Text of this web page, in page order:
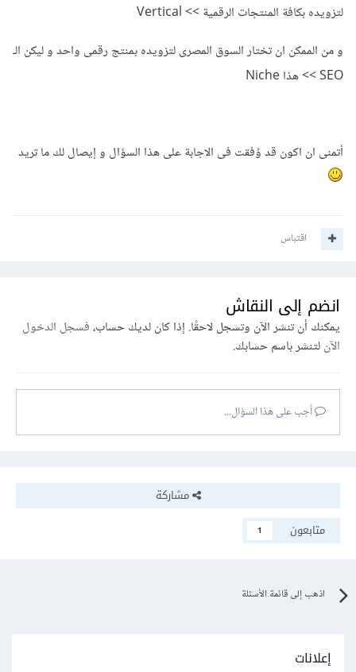
لتزويده بكافة المنتجات الرقمية >> Vertical
و من الممكن ان تختار السوق المصرى لتزويده بمنتج رقمى واحد و ليكن الـ
SEO >> هذا Niche
أتمنى ان اكون قد وُفقت فى الاجابة على هذا السؤال و إيصال لك ما تريد
اقتباس
انضم إلى النقاش
يمكنك أن تنشر الآن وتسجل لاحقًا. إذا كان لديك حساب،فسجل الدخول
الآنلتنشر باسم حسابك.
أجب على هذا السؤال...
مشاركة
متابعون
1
اذهب إلى قائمة الأسئلة
إعلانات